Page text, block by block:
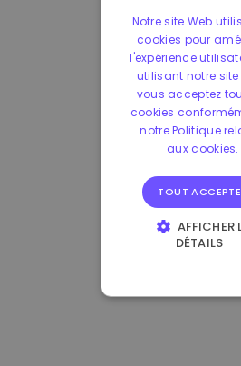
Notre site Web
cookies pour
l'expérience
utilisant notre site
vous acceptez
cookies
notre Politique
aux cookies.
TOUT
AFFICHER
DÉTAILS